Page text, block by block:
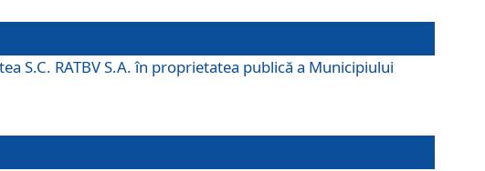
S.C. RATBV S.A. în proprietatea publică a Municipiului